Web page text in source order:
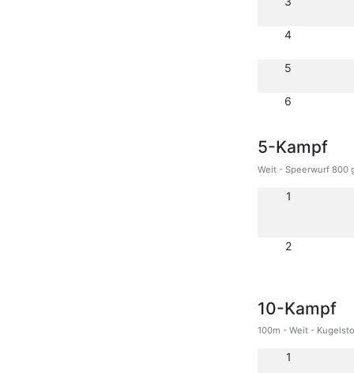
4
5
6
5-Kampf
Weit - Speerwurf 800
1
2
10-Kampf
100m - Weit -
1